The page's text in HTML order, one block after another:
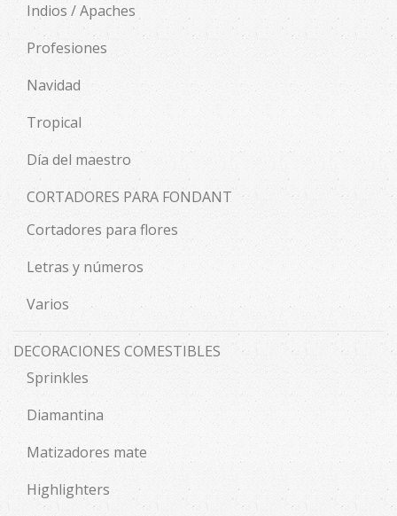
Indios / Apaches
Profesiones
Navidad
Tropical
Día del maestro
CORTADORES PARA FONDANT
Cortadores para flores
Letras y números
Varios
DECORACIONES COMESTIBLES
Sprinkles
Diamantina
Matizadores mate
Highlighters